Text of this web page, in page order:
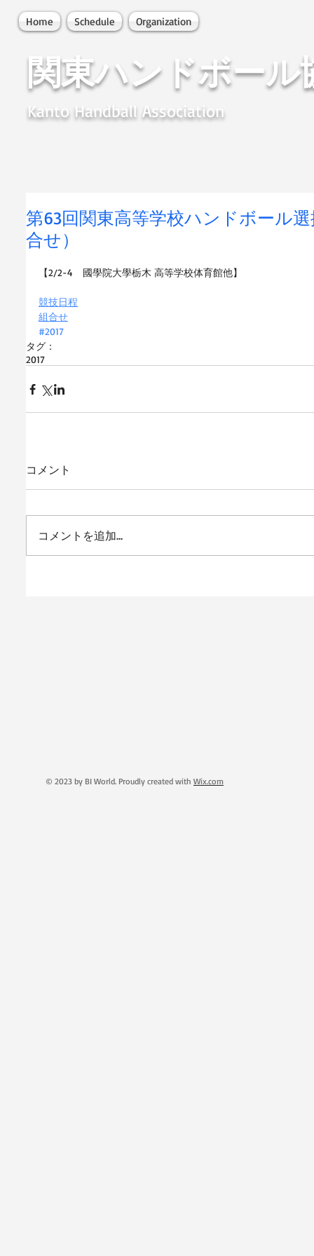
Home Schedule Organization
関東ハンドボール
Kanto Handball Association
第63回関東高等学校ハンドボール
合せ）
【2/2-4　國學院大學栃木 高等学校体育館他】
競技日程
組合せ
#2017
タグ：
2017
コメント
コメントを追加…
© 2023 by BI World. Proudly created with Wix.com